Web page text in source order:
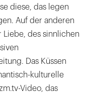
diese, das legen
Auf der anderen
Liebe, des sinnlichen
Das Küssen
kulturelle
Video, das